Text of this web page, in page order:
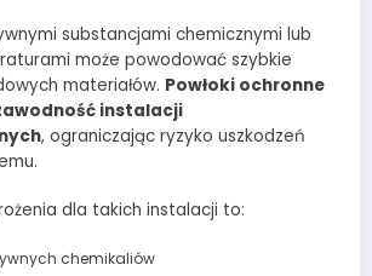
substancjami chemicznymi lub
może powodować szybkie
materiałów. Powłoki ochronne
instalacji
, ograniczając ryzyko uszkodzeń
dla takich instalacji to:
chemikaliów